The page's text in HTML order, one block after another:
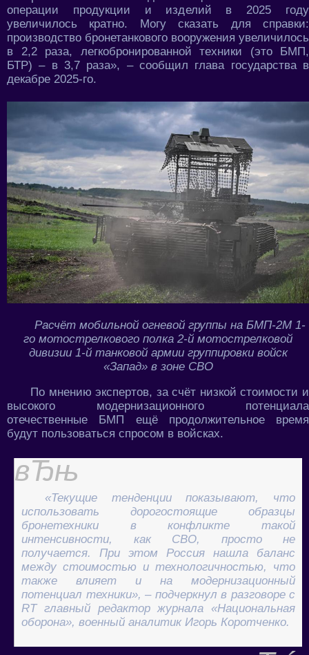
операции продукции и изделий в 2025 году
увеличилось кратно. Могу сказать для справки:
производство бронетанкового вооружения увеличилось
в 2,2 раза, легкобронированной техники (это БМП,
БТР) – в 3,7 раза», – сообщил глава государства в
декабре 2025-го.
Расчёт мобильной огневой группы на БМП-2М 1-
го мотострелкового полка 2-й мотострелковой
дивизии 1-й танковой армии группировки войск
«Запад» в зоне СВО
По мнению экспертов, за счёт низкой стоимости и
высокого модернизационного потенциала
отечественные БМП ещё продолжительное время
будут пользоваться спросом в войсках.
«Текущие тенденции показывают, что
использовать дорогостоящие образцы
бронетехники в конфликте такой
интенсивности, как СВО, просто не
получается. При этом Россия нашла баланс
между стоимостью и технологичностью, что
также влияет и на модернизационный
потенциал техники», – подчеркнул в разговоре с
RT главный редактор журнала «Национальная
оборона», военный аналитик Игорь Коротченко.